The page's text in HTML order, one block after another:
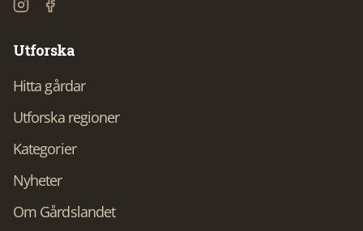
Utforska
Hitta gårdar
Utforska regioner
Kategorier
Nyheter
Om Gårdslandet